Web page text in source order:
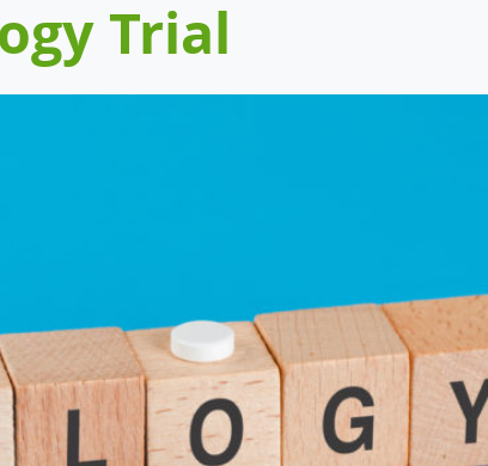
Trial